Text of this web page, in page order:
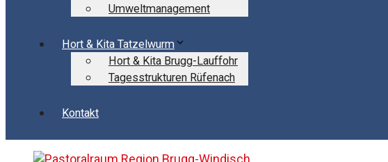
Umweltmanagement
Hort & Kita Tatzelwurm
Hort & Kita Brugg-Lauffohr
Tagesstrukturen Rüfenach
Kontakt